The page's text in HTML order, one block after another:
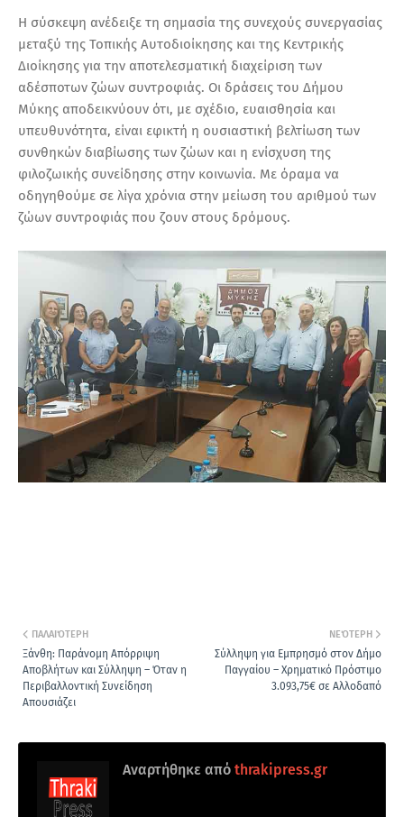
Η σύσκεψη ανέδειξε τη σημασία της συνεχούς συνεργασίας
μεταξύ της Τοπικής Αυτοδιοίκησης και της Κεντρικής
Διοίκησης για την αποτελεσματική διαχείριση των
αδέσποτων ζώων συντροφιάς. Οι δράσεις του Δήμου
Μύκης αποδεικνύουν ότι, με σχέδιο, ευαισθησία και
υπευθυνότητα, είναι εφικτή η ουσιαστική βελτίωση των
συνθηκών διαβίωσης των ζώων και η ενίσχυση της
φιλοζωικής συνείδησης στην κοινωνία. Με όραμα να
οδηγηθούμε σε λίγα χρόνια στην μείωση του αριθμού των
ζώων συντροφιάς που ζουν στους δρόμους.
ΝΕΌΤΕΡΗ
Σύλληψη για Εμπρησμό στον Δήμο
Παγγαίου – Χρηματικό Πρόστιμο
3.093,75€ σε Αλλοδαπό
ΠΑΛΑΙΌΤΕΡΗ
Ξάνθη: Παράνομη Απόρριψη
Αποβλήτων και Σύλληψη – Όταν η
Περιβαλλοντική Συνείδηση
Απουσιάζει
Αναρτήθηκε από thrakipress.gr